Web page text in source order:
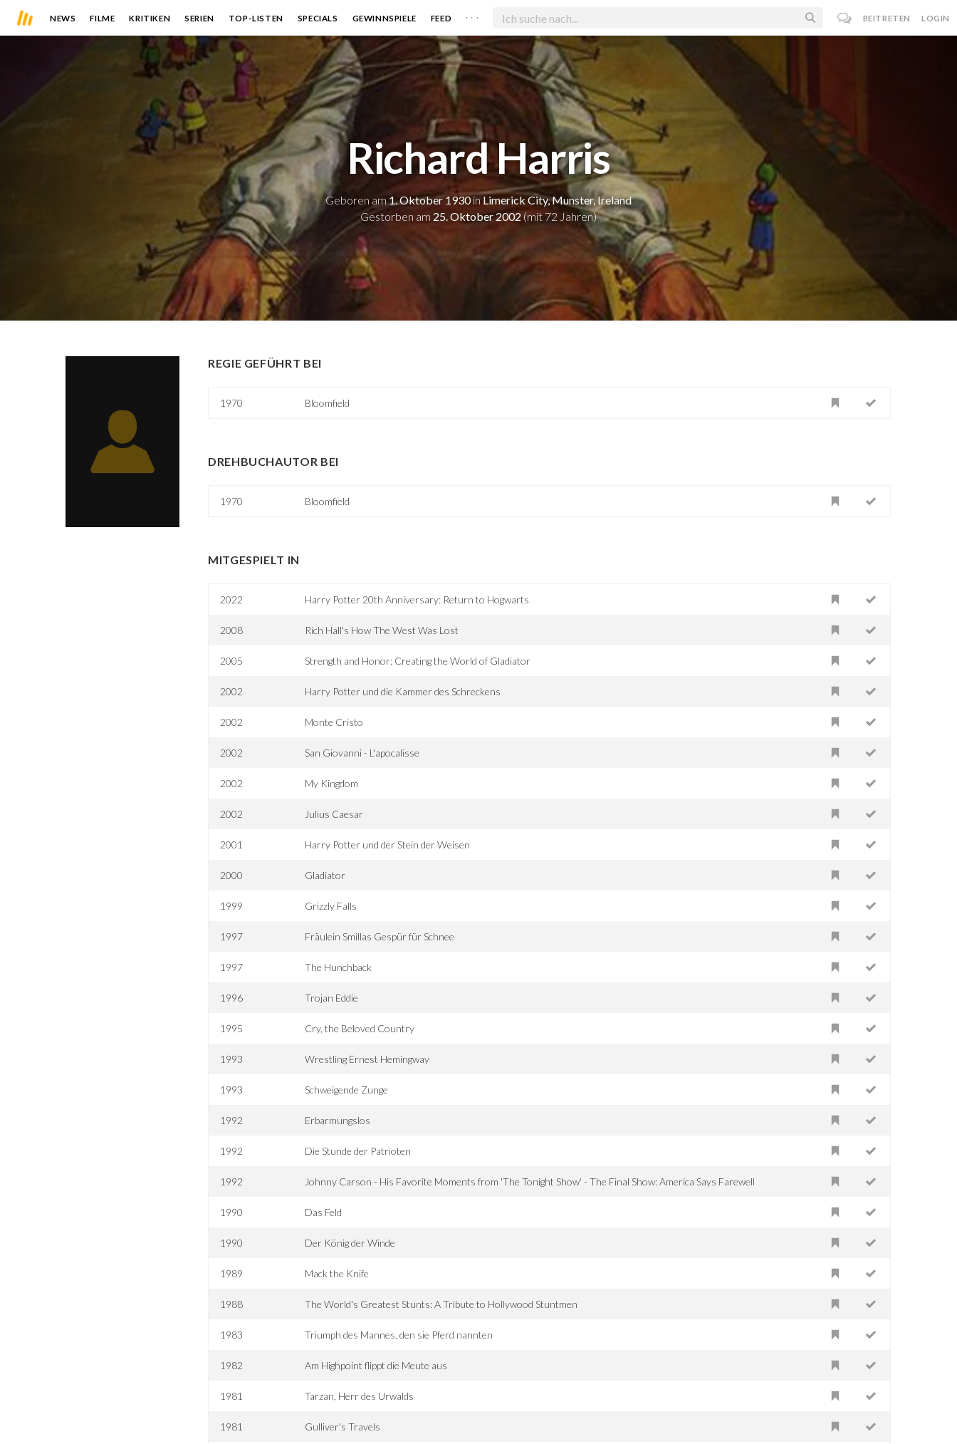
NEWS FILME KRITIKEN SERIEN TOP-LISTEN SPECIALS GEWINNSPIELE FEED . . . BEITRETEN LOGIN
Richard Harris
Geboren am1. Oktober 1930in Limerick City, Munster, Ireland
Gestorben am 25. Oktober 2002(mit 72 Jahren)
REGIE GEFÜHRT BEI
1970 Bloomfield
DREHBUCHAUTOR BEI
1970 Bloomfield
MITGESPIELT IN
2022 Harry Potter 20th Anniversary: Return to Hogwarts
2008 Rich Hall's How The West Was Lost
2005 Strength and Honor: Creating the World of Gladiator
2002 Harry Potter und die Kammer des Schreckens
2002 Monte Cristo
2002 San Giovanni - L'apocalisse
2002 My Kingdom
2002 Julius Caesar
2001 Harry Potter und der Stein der Weisen
2000 Gladiator
1999 Grizzly Falls
1997 Fräulein Smillas Gespür für Schnee
1997 The Hunchback
1996 Trojan Eddie
1995 Cry, the Beloved Country
1993 Wrestling Ernest Hemingway
1993 Schweigende Zunge
1992 Erbarmungslos
1992 Die Stunde der Patrioten
1992 Johnny Carson - His Favorite Moments from 'The Tonight Show' - The Final Show: America Says Farewell
1990 Das Feld
1990 Der König der Winde
1989 Mack the Knife
1988 The World's Greatest Stunts: A Tribute to Hollywood Stuntmen
1983 Triumph des Mannes, den sie Pferd nannten
1982 Am Highpoint flippt die Meute aus
1981 Tarzan, Herr des Urwalds
1981 Gulliver's Travels